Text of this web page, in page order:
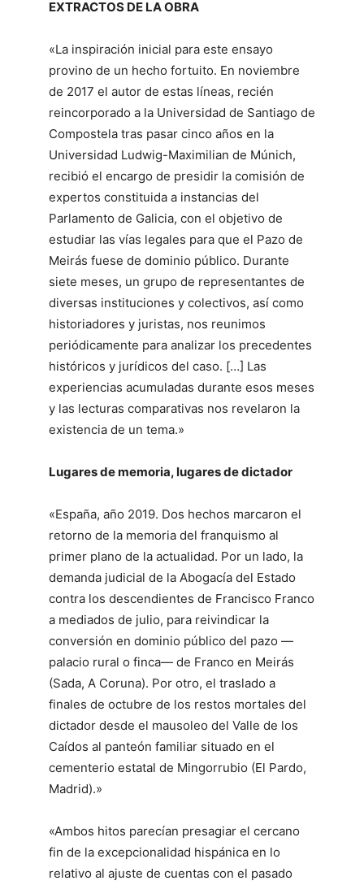
EXTRACTOS DE LA OBRA
«La inspiración inicial para este ensayo
provino de un hecho fortuito. En noviembre
de 2017 el autor de estas líneas, recién
reincorporado a la Universidad de Santiago de
Compostela tras pasar cinco años en la
Universidad Ludwig-Maximilian de Múnich,
recibió el encargo de presidir la comisión de
expertos constituida a instancias del
Parlamento de Galicia, con el objetivo de
estudiar las vías legales para que el Pazo de
Meirás fuese de dominio público. Durante
siete meses, un grupo de representantes de
diversas instituciones y colectivos, así como
historiadores y juristas, nos reunimos
periódicamente para analizar los precedentes
históricos y jurídicos del caso. […] Las
experiencias acumuladas durante esos meses
y las lecturas comparativas nos revelaron la
existencia de un tema.»
Lugares de memoria, lugares de dictador
«España, año 2019. Dos hechos marcaron el
retorno de la memoria del franquismo al
primer plano de la actualidad. Por un lado, la
demanda judicial de la Abogacía del Estado
contra los descendientes de Francisco Franco
a mediados de julio, para reivindicar la
conversión en dominio público del pazo —
palacio rural o finca— de Franco en Meirás
(Sada, A Coruna). Por otro, el traslado a
finales de octubre de los restos mortales del
dictador desde el mausoleo del Valle de los
Caídos al panteón familiar situado en el
cementerio estatal de Mingorrubio (El Pardo,
Madrid).»
«Ambos hitos parecían presagiar el cercano
fin de la excepcionalidad hispánica en lo
relativo al ajuste de cuentas con el pasado